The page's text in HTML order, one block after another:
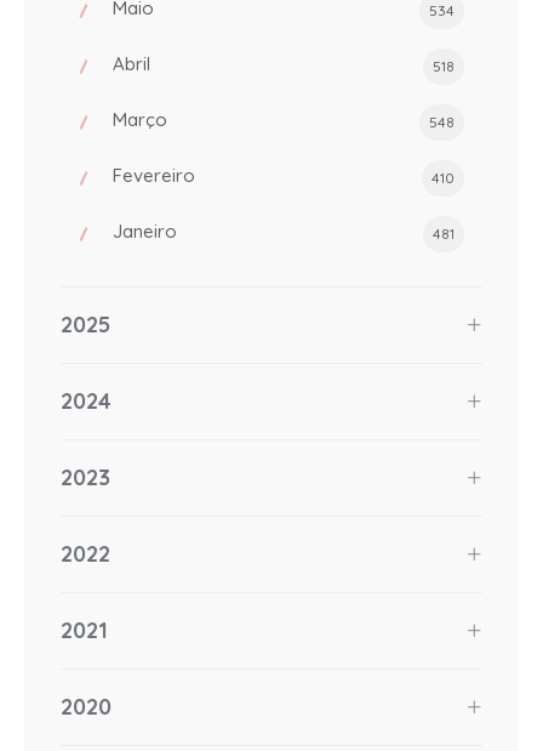
Maio 534
Abril 518
Março 548
Fevereiro 410
Janeiro 481
2025
2024
2023
2022
2021
2020